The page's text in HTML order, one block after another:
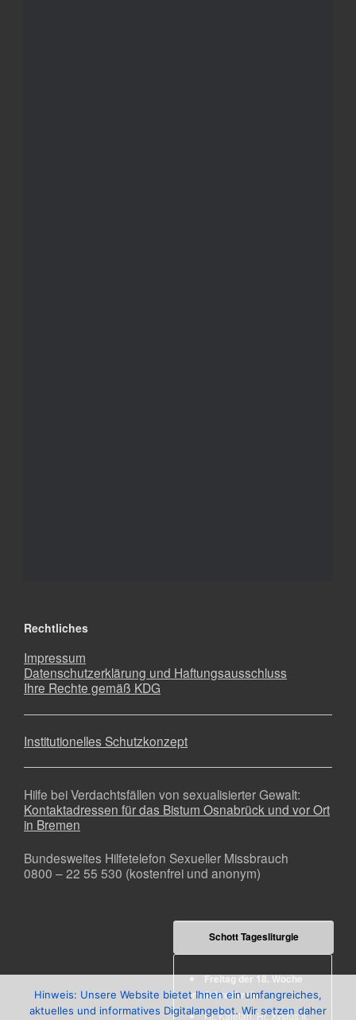
Rechtliches
Impressum
Datenschutzerklärung und Haftungsausschluss
Ihre Rechte gemäß KDG
Institutionelles Schutzkonzept
Hilfe bei Verdachtsfällen von sexualisierter Gewalt:
Kontaktadressen für das Bistum Osnabrück und vor Ort
in Bremen
Bundesweites Hilfetelefon Sexueller Missbrauch
0800 – 22 55 530 (kostenfrei und anonym)
Schott Tagesliturgie
Freitag der 18. Woche
im Jahreskreis
Hl. Kajetan,Hl. Xystus II.
Hinweis: Unsere Website bietet Ihnen ein umfangreiches,
aktuelles und informatives Digitalangebot. Wir setzen daher